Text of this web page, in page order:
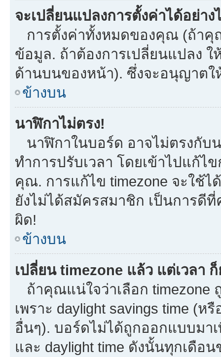
จะเปลี่ยนแปลงการตั้งค่าได้อย่าง
การตั้งค่าทั้งหมดของคุณ (ถ้าคุ
ข้อมูล. ถ้าต้องการเปลี่ยนแปลง
ด้านบนของหน้า). ซึ่งจะอนุญาต
ข้างบน
นาฬิกาไม่ตรง!
นาฬิกาในบอร์ด อาจไม่ตรงกั
ทำการปรับเวลา โดยเข้าไปแก้ไ
คุณ. การแก้ไข timezone จะใช้
ยังไม่ได้สมัครสมาชิก เป็นการ
ผิด!
ข้างบน
เปลี่ยน timezone แล้ว แต่เวลา
ถ้าคุณแน่ใจว่าเลือก timezone
เพราะ daylight savings time (ห
อื่นๆ). บอร์ดไม่ได้ถูกออกแบบมา
และ daylight time ดังนั้นทุกเดือ